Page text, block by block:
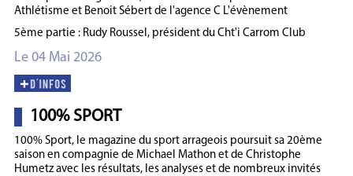
Athlétisme et Benoit Sébert de l'agence C L'évènement
5ème partie : Rudy Roussel, président du Cht'i Carrom Club
Le 04 Mai 2026
100% SPORT
100% Sport, le magazine du sport arrageois poursuit sa 20ème
saison en compagnie de Michael Mathon et de Christophe
Humetz avec les résultats, les analyses et de nombreux invités